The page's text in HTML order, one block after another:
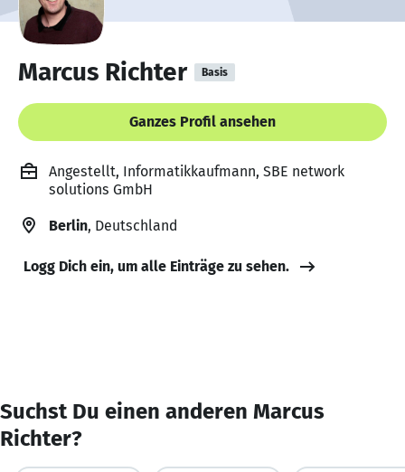
Marcus Richter Basis
Ganzes Profil ansehen
Angestellt, Informatikkaufmann, SBE network
solutions GmbH
Berlin, Deutschland
Logg Dich ein, um alle Einträge zu sehen.
Suchst Du einen anderen Marcus
Richter?